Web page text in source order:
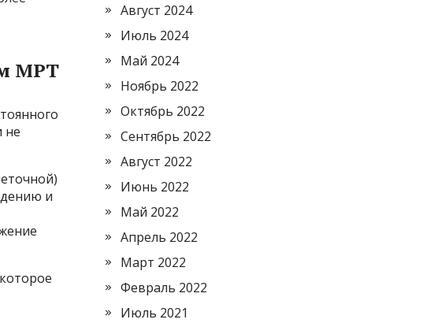
МРТ
не
и
Август 2024
Июль 2024
Май 2024
Ноябрь 2022
Октябрь 2022
Сентябрь 2022
Август 2022
Июнь 2022
Май 2022
Апрель 2022
Март 2022
Февраль 2022
Июль 2021